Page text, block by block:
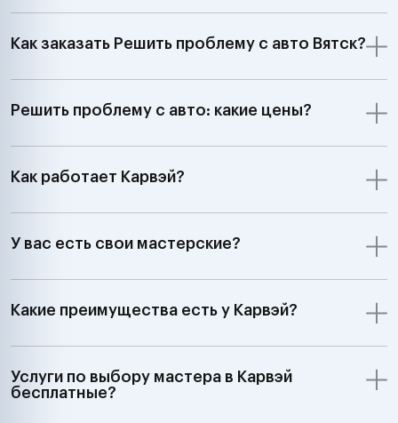
Как заказать Решить проблему с авто Вятск?
Решить проблему с авто: какие цены?
Как работает Карвэй?
У вас есть свои мастерские?
Какие преимущества есть у Карвэй?
Услуги по выбору мастера в Карвэй
бесплатные?